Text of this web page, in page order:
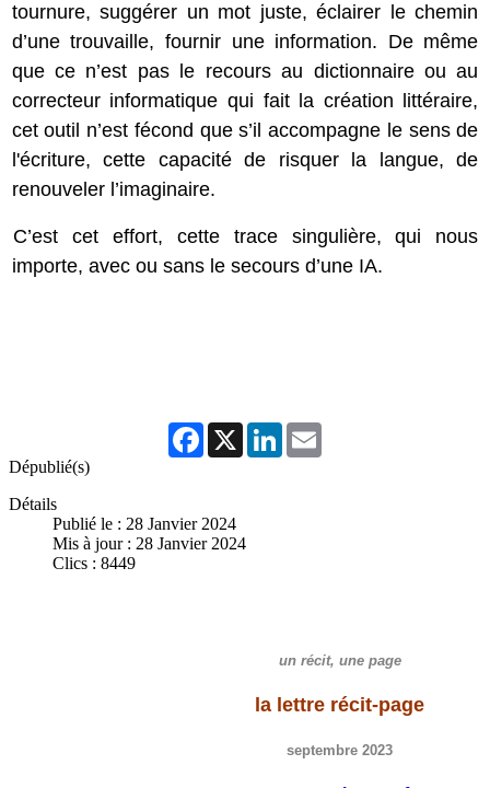
tournure, suggérer un mot juste, éclairer le chemin
d’une trouvaille, fournir une information. De même
que ce n’est pas le recours au dictionnaire ou au
correcteur informatique qui fait la création littéraire,
cet outil n’est fécond que s’il accompagne le sens de
l'écriture, cette capacité de risquer la langue, de
renouveler l’imaginaire.
C’est cet effort, cette trace singulière, qui nous
importe, avec ou sans le secours d’une IA.
Facebook
X LinkedIn
Dépublié(s)
Détails
Publié le : 28 Janvier 2024
Mis à jour : 28 Janvier 2024
Clics : 8449
un récit, une page
la lettre récit-page
septembre 2023